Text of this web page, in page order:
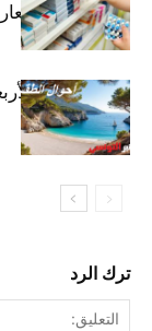
الأخيرة في
طقس اليوم الأربعاء 5 أوت
ترك الرد